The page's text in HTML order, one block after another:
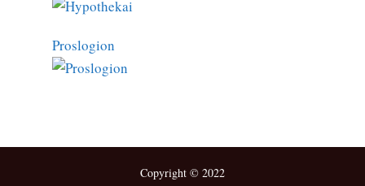
Proslogion
Copyright © 2022